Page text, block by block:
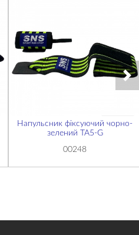
Напульсник фіксуючий чорно-
зелений ТА5-G
00248